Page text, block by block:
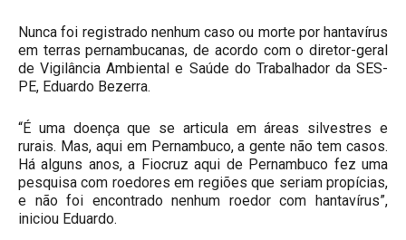
Nunca foi registrado nenhum caso ou morte por hantavírus
em terras pernambucanas, de acordo com o diretor-geral
de Vigilância Ambiental e Saúde do Trabalhador da SES-
PE, Eduardo Bezerra.
“É uma doença que se articula em áreas silvestres e
rurais. Mas, aqui em Pernambuco, a gente não tem casos.
Há alguns anos, a Fiocruz aqui de Pernambuco fez uma
pesquisa com roedores em regiões que seriam propícias,
e não foi encontrado nenhum roedor com hantavírus”,
iniciou Eduardo.